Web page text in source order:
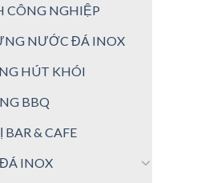
CÔNG NGHIỆP
NƯỚC ĐÁ INOX
HÚT KHÓI
BBQ
& CAFE
INOX